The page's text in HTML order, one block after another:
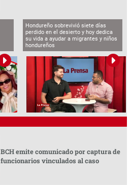
Hondureño sobrevivió siete días
perdido en el desierto y hoy dedica
su vida a ayudar a migrantes y niños
hondureños
BCH emite comunicado por captura de
funcionarios vinculados al caso